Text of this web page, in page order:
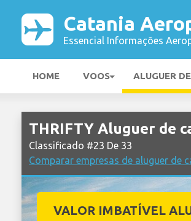
Catania
Essencial Informações
HOME VOOS ALUGUER
THRIFTY Aluguer de
Classificado #23 De 33
Comparar empresas de aluguer de
VALOR IMBATÍVEL